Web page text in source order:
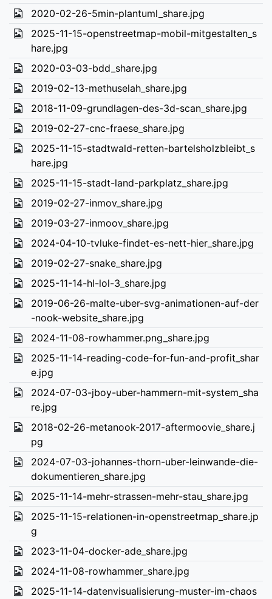
2020-02-26-5min-plantuml_share.jpg
2025-11-15-openstreetmap-mobil-mitgestalten_s
hare.jpg
2020-03-03-bdd_share.jpg
2019-02-13-methuselah_share.jpg
2018-11-09-grundlagen-des-3d-scan_share.jpg
2019-02-27-cnc-fraese_share.jpg
2025-11-15-stadtwald-retten-bartelsholzbleibt_s
hare.jpg
2025-11-15-stadt-land-parkplatz_share.jpg
2019-02-27-inmov_share.jpg
2019-03-27-inmoov_share.jpg
2024-04-10-tvluke-findet-es-nett-hier_share.jpg
2019-02-27-snake_share.jpg
2025-11-14-hl-lol-3_share.jpg
2019-06-26-malte-uber-svg-animationen-auf-der
-nook-website_share.jpg
2024-11-08-rowhammer.png_share.jpg
2025-11-14-reading-code-for-fun-and-profit_shar
e.jpg
2024-07-03-jboy-uber-hammern-mit-system_sha
re.jpg
2018-02-26-metanook-2017-aftermoovie_share.j
pg
2024-07-03-johannes-thorn-uber-leinwande-die-
dokumentieren_share.jpg
2025-11-14-mehr-strassen-mehr-stau_share.jpg
2025-11-15-relationen-in-openstreetmap_share.jp
g
2023-11-04-docker-ade_share.jpg
2024-11-08-rowhammer_share.jpg
2025-11-14-datenvisualisierung-muster-im-chaos